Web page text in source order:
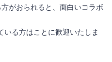
がおられると、面白いコラボ
る方はことに歓迎いたしま